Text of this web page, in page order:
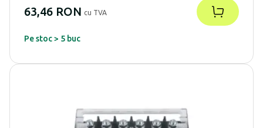
63,46 RON cu TVA
Pe stoc > 5 buc